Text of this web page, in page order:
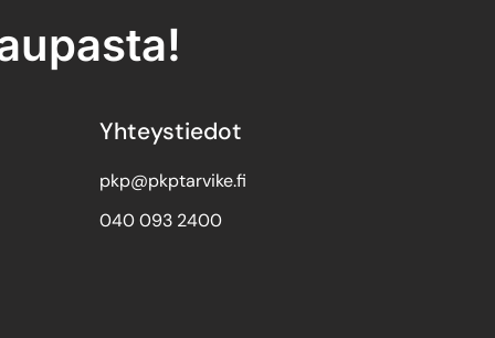
Yhteystiedot
pkp@pkptarvike.fi
040 093 2400